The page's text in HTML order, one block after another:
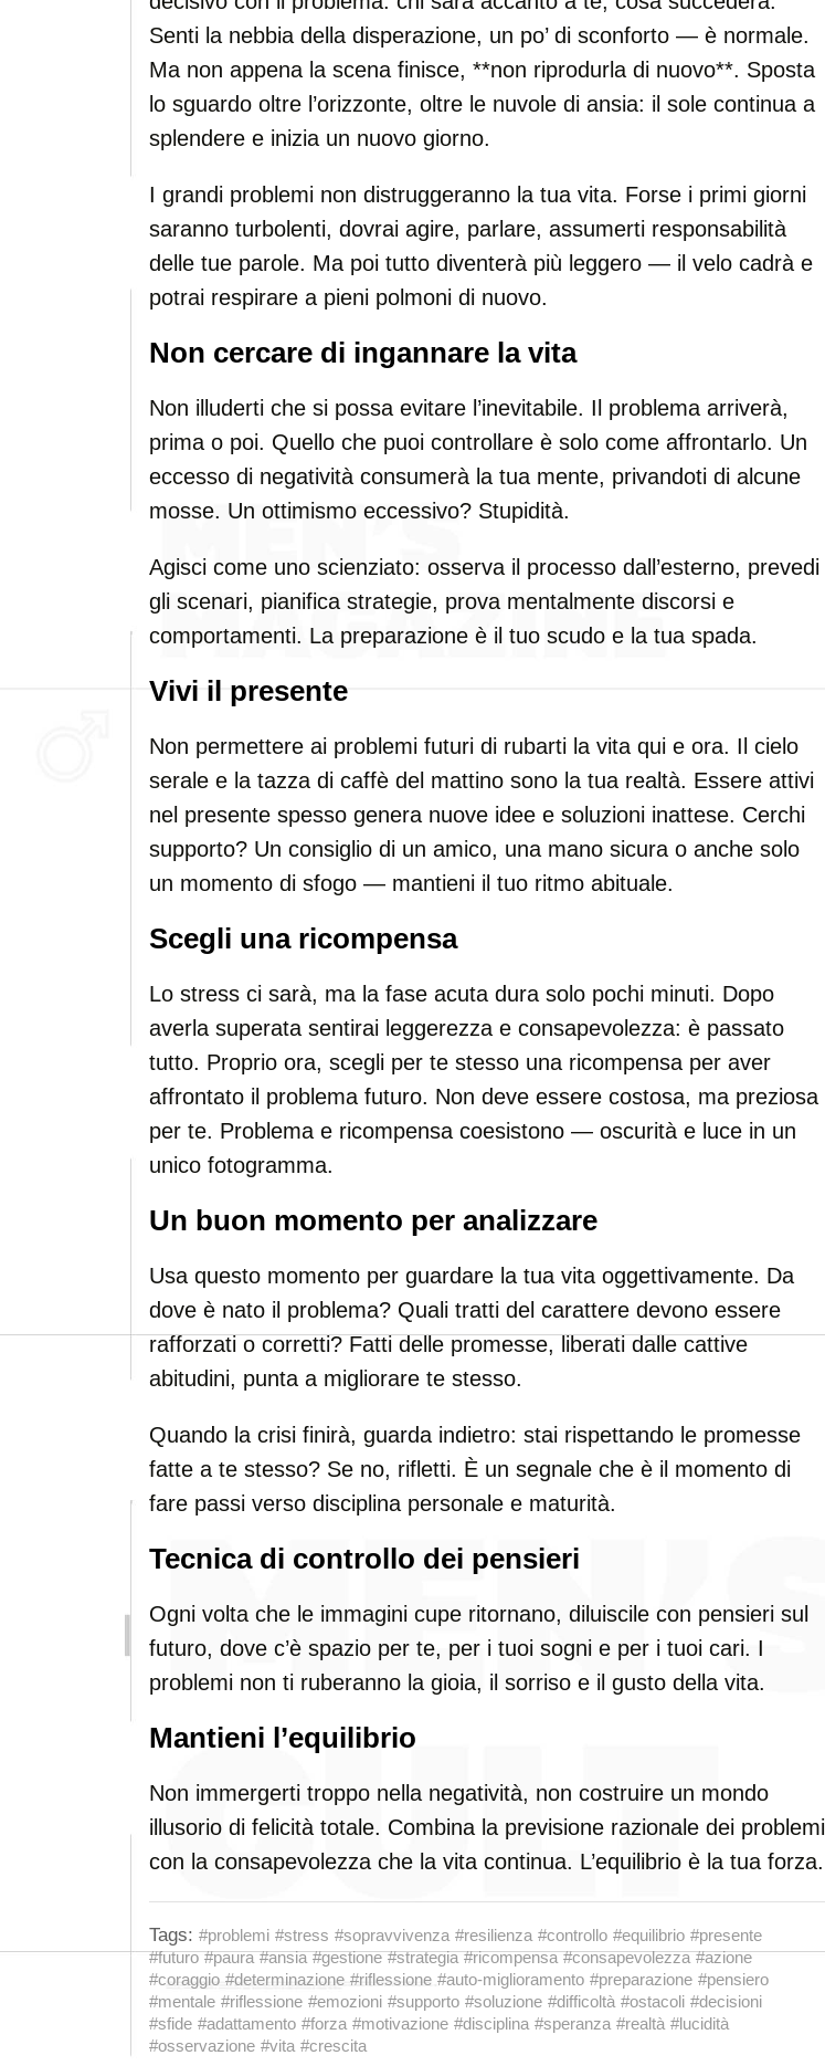
Senti la nebbia della disperazione, un po’ di sconforto — è normale.
Ma non appena la scena finisce, **non riprodurla di nuovo**. Sposta
lo sguardo oltre l’orizzonte, oltre le nuvole di ansia: il sole continua a
splendere e inizia un nuovo giorno.
I grandi problemi non distruggeranno la tua vita. Forse i primi giorni
saranno turbolenti, dovrai agire, parlare, assumerti responsabilità
delle tue parole. Ma poi tutto diventerà più leggero — il velo cadrà e
potrai respirare a pieni polmoni di nuovo.
Non cercare di ingannare la vita
Non illuderti che si possa evitare l’inevitabile. Il problema arriverà,
prima o poi. Quello che puoi controllare è solo come affrontarlo. Un
eccesso di negatività consumerà la tua mente, privandoti di alcune
mosse. Un ottimismo eccessivo? Stupidità.
Agisci come uno scienziato: osserva il processo dall’esterno, prevedi
gli scenari, pianifica strategie, prova mentalmente discorsi e
comportamenti. La preparazione è il tuo scudo e la tua spada.
Vivi il presente
Non permettere ai problemi futuri di rubarti la vita qui e ora. Il cielo
serale e la tazza di caffè del mattino sono la tua realtà. Essere attivi
nel presente spesso genera nuove idee e soluzioni inattese. Cerchi
supporto? Un consiglio di un amico, una mano sicura o anche solo
un momento di sfogo — mantieni il tuo ritmo abituale.
Scegli una ricompensa
Lo stress ci sarà, ma la fase acuta dura solo pochi minuti. Dopo
averla superata sentirai leggerezza e consapevolezza: è passato
tutto. Proprio ora, scegli per te stesso una ricompensa per aver
affrontato il problema futuro. Non deve essere costosa, ma preziosa
per te. Problema e ricompensa coesistono — oscurità e luce in un
unico fotogramma.
Un buon momento per analizzare
Usa questo momento per guardare la tua vita oggettivamente. Da
dove è nato il problema? Quali tratti del carattere devono essere
rafforzati o corretti? Fatti delle promesse, liberati dalle cattive
abitudini, punta a migliorare te stesso.
Quando la crisi finirà, guarda indietro: stai rispettando le promesse
fatte a te stesso? Se no, rifletti. È un segnale che è il momento di
fare passi verso disciplina personale e maturità.
Tecnica di controllo dei pensieri
Ogni volta che le immagini cupe ritornano, diluiscile con pensieri sul
futuro, dove c’è spazio per te, per i tuoi sogni e per i tuoi cari. I
problemi non ti ruberanno la gioia, il sorriso e il gusto della vita.
Mantieni l’equilibrio
Non immergerti troppo nella negatività, non costruire un mondo
illusorio di felicità totale. Combina la previsione razionale dei problemi
con la consapevolezza che la vita continua. L’equilibrio è la tua forza.
Tags: #problemi #stress #sopravvivenza #resilienza #controllo #equilibrio #presente
#futuro #paura #ansia #gestione #strategia #ricompensa #consapevolezza #azione
#coraggio #determinazione #riflessione #auto-miglioramento #preparazione #pensiero
#mentale #riflessione #emozioni #supporto #soluzione #difficoltà #ostacoli #decisioni
#sfide #adattamento #forza #motivazione #disciplina #speranza #realtà #lucidità
#osservazione #vita #crescita